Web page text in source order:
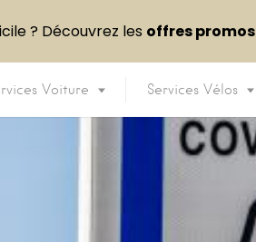
Voiture Services Vélos
? Découvrez les offres promos